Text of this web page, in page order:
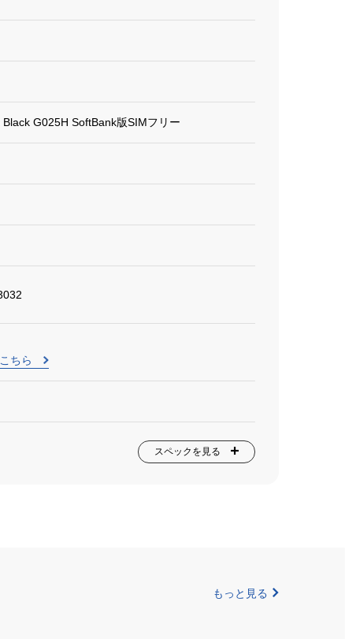
G025H SoftBank版SIMフリー
ちら
スペックを見る
もっと見る